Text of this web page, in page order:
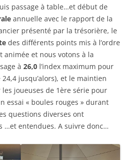
passage à table…et début de
annuelle avec le rapport de la
présenté par la trésorière, le
des différents points mis à l’ordre
animée et nous votons à la
à 26,0 l’index maximum pour
24,4 jusqu’alors), et le maintien
les joueuses de 1ère série pour
essai « boules rouges » durant
questions diverses ont
…et entendues. A suivre donc…